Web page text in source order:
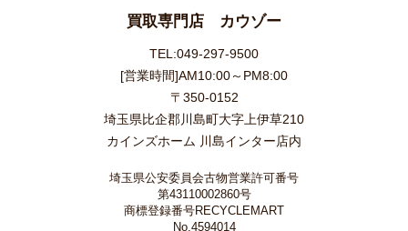
買取専門店 カウゾー
TEL:049-297-9500
[営業時間]AM10:00～PM8:00
〒350-0152
埼玉県比企郡川島町大字上伊草210
カインズホーム 川島インター店内
埼玉県公安委員会古物営業許可番号
第43110002860号
商標登録番号RECYCLEMART
No.4594014